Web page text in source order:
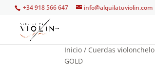
+34 918 566 647 info@alquilatuviolin.com
Inicio / Cuerdas violonchelo
GOLD